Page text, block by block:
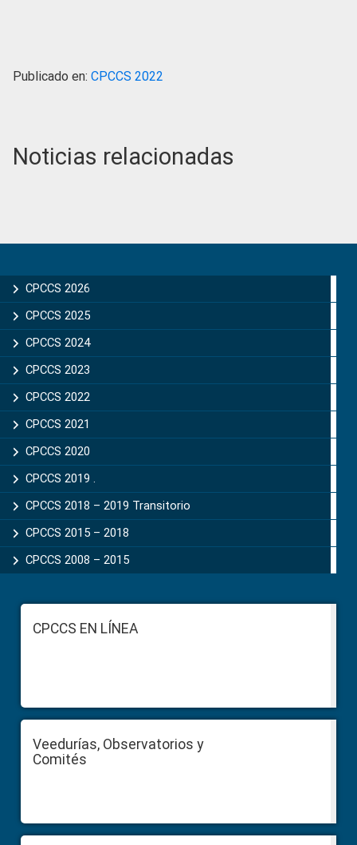
Publicado en: CPCCS 2022
Noticias relacionadas
Sidebar
CPCCS 2026
CPCCS 2025
CPCCS 2024
CPCCS 2023
CPCCS 2022
CPCCS 2021
CPCCS 2020
CPCCS 2019 .
CPCCS 2018 – 2019 Transitorio
CPCCS 2015 – 2018
CPCCS 2008 – 2015
FooterCPCCS EN LÍNEA
Veedurías, Observatorios y
Comités